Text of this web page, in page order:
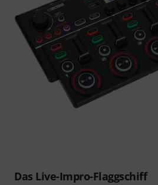
Das Live-Impro-Flaggschiff